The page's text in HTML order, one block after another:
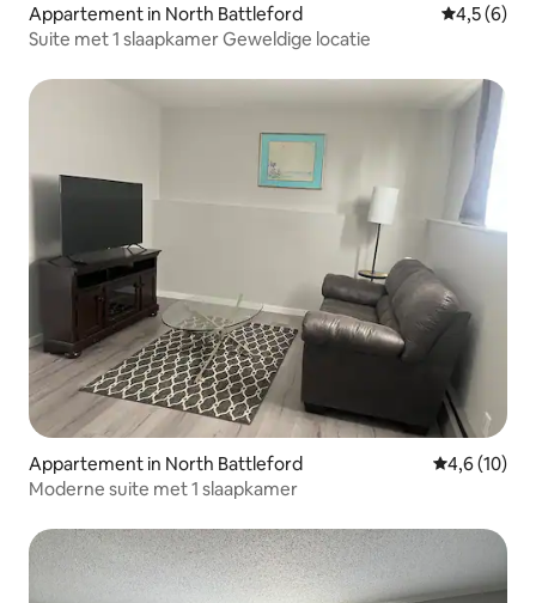
Appartement in North Battleford
4,5 (6)
Suite met 1 slaapkamer Geweldige locatie
Appartement in North Battleford
4,6 (10)
Moderne suite met 1 slaapkamer